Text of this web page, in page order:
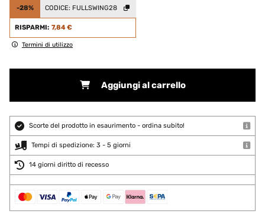
-28% CODICE: FULLSWING28
RISPARMI: 7,84 €
Termini di utilizzo
Aggiungi al carrello
Scorte del prodotto in esaurimento - ordina subito!
Tempi di spedizione: 3 - 5 giorni
14 giorni diritto di recesso